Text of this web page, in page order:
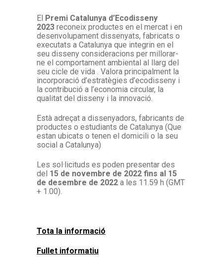
El Premi Catalunya d’Ecodisseny
2023 reconeix productes en el mercat i en
desenvolupament dissenyats, fabricats o
executats a Catalunya que integrin en el
seu disseny consideracions per millorar-
ne el comportament ambiental al llarg del
seu cicle de vida . Valora principalment la
incorporació d’estratègies d’ecodisseny i
la contribució a l’economia circular, la
qualitat del disseny i la innovació.
Està adreçat a dissenyadors, fabricants de
productes o estudiants de Catalunya (Que
estan ubicats o tenen el domicili o la seu
social a Catalunya)
Les sol·licituds es poden presentar des
del 15 de novembre de 2022 fins al 15
de desembre de 2022 a les 11.59 h (GMT
+ 1.00).
Tota la informació
Fullet informatiu